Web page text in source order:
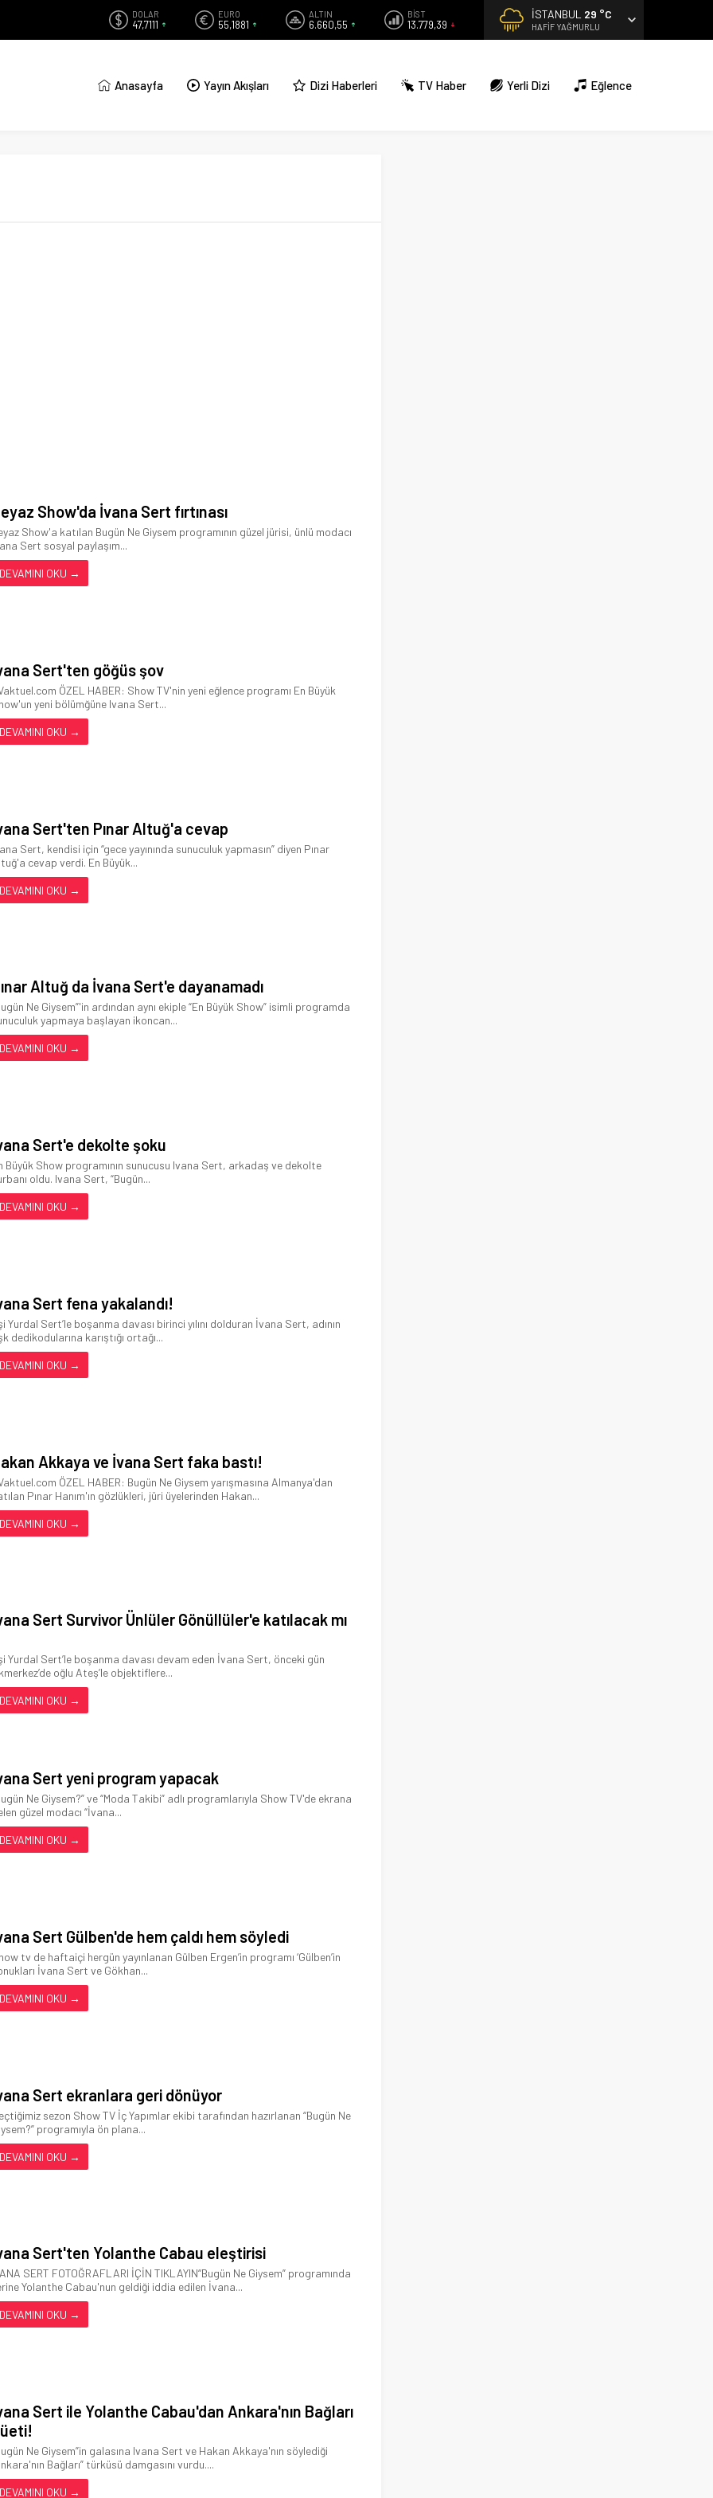
DOLAR
47,7111
EURO
55,1881
ALTIN
6.660,55
BİST
13.779,39
İSTANBUL 29 °C
HAFIF YAĞMURLU
Anasayfa Yayın Akışları Dizi Haberleri TV Haber Yerli Dizi Eğlence
Show'da İvana Sert fırtınası
Show'a katılan Bugün Ne Giysem programının güzel jürisi, ünlü modacı
Sert sosyal paylaşım...
DEVAMINI OKU →
Sert'ten göğüs şov
ÖZEL HABER: Show TV'nin yeni eğlence programı En Büyük
yeni bölümğüne Ivana Sert...
DEVAMINI OKU →
Sert'ten Pınar Altuğ'a cevap
Sert, kendisi için “gece yayınında sunuculuk yapmasın” diyen Pınar
cevap verdi. En Büyük...
DEVAMINI OKU →
Altuğ da İvana Sert'e dayanamadı
Ne Giysem”'in ardından aynı ekiple “En Büyük Show” isimli programda
yapmaya başlayan ikoncan...
DEVAMINI OKU →
Sert'e dekolte şoku
Büyük Show programının sunucusu Ivana Sert, arkadaş ve dekolte
oldu. Ivana Sert, “Bugün...
DEVAMINI OKU →
Sert fena yakalandı!
Yurdal Sert’le boşanma davası birinci yılını dolduran İvana Sert, adının
dedikodularına karıştığı ortağı...
DEVAMINI OKU →
Akkaya ve İvana Sert faka bastı!
ÖZEL HABER: Bugün Ne Giysem yarışmasına Almanya'dan
Pınar Hanım'ın gözlükleri, jüri üyelerinden Hakan...
DEVAMINI OKU →
Sert Survivor Ünlüler Gönüllüler'e katılacak mı
Yurdal Sert’le boşanma davası devam eden İvana Sert, önceki gün
oğlu Ateş’le objektiflere...
DEVAMINI OKU →
Sert yeni program yapacak
Ne Giysem?” ve “Moda Takibi” adlı programlarıyla Show TV'de ekrana
güzel modacı “İvana...
DEVAMINI OKU →
Sert Gülben'de hem çaldı hem söyledi
tv de haftaiçi hergün yayınlanan Gülben Ergen’in programı ‘Gülben’in
İvana Sert ve Gökhan...
DEVAMINI OKU →
Sert ekranlara geri dönüyor
sezon Show TV İç Yapımlar ekibi tarafından hazırlanan “Bugün Ne
programıyla ön plana...
DEVAMINI OKU →
Sert'ten Yolanthe Cabau eleştirisi
SERT FOTOĞRAFLARI İÇİN TIKLAYIN“Bugün Ne Giysem” programında
Yolanthe Cabau'nun geldiği iddia edilen İvana...
DEVAMINI OKU →
Sert ile Yolanthe Cabau'dan Ankara'nın Bağları
Ne Giysem”in galasına Ivana Sert ve Hakan Akkaya'nın söylediği
Bağları” türküsü damgasını vurdu....
DEVAMINI OKU →